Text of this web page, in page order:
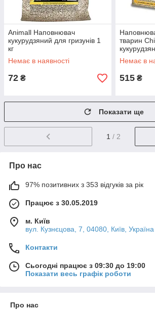
Animall Наповнювач
кукурудзяний для гризунів 1
кг
Немає в наявності
72 ₴
тварин
Немає в
515 ₴
Показати ще
1 / 2
Про нас
97% позитивних з 353 відгуків за рік
Працює з 30.05.2019
м. Київ
вул. Кузнєцова, 7, 04080, Київ, Україна
Контакти
Сьогодні працює з 09:30 до 19:00
Показати весь графік роботи
Про нас